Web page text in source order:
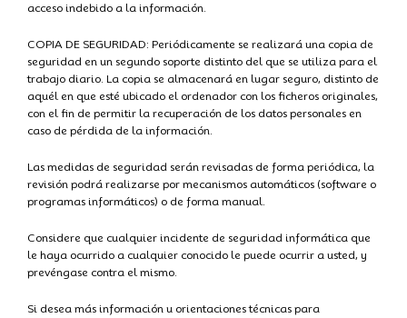
acceso indebido a la información.
COPIA DE SEGURIDAD: Periódicamente se realizará una copia de
seguridad en un segundo soporte distinto del que se utiliza para el
trabajo diario. La copia se almacenará en lugar seguro, distinto de
aquél en que esté ubicado el ordenador con los ficheros originales,
con el fin de permitir la recuperación de los datos personales en
caso de pérdida de la información.
Las medidas de seguridad serán revisadas de forma periódica, la
revisión podrá realizarse por mecanismos automáticos (software o
programas informáticos) o de forma manual.
Considere que cualquier incidente de seguridad informática que
le haya ocurrido a cualquier conocido le puede ocurrir a usted, y
prevéngase contra el mismo.
Si desea más información u orientaciones técnicas para